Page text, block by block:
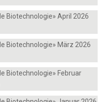
Biotechnologie» April 2026
Biotechnologie» März 2026
Biotechnologie» Februar